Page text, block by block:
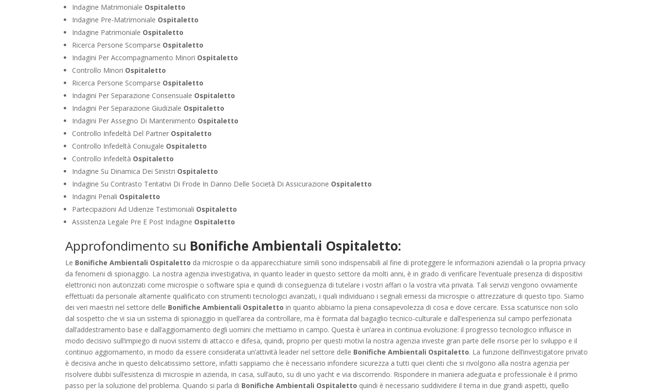
Indagine Matrimoniale Ospitaletto
Indagine Pre-Matrimoniale Ospitaletto
Indagine Patrimoniale Ospitaletto
Ricerca Persone Scomparse Ospitaletto
Indagini Per Accompagnamento Minori Ospitaletto
Controllo Minori Ospitaletto
Ricerca Persone Scomparse Ospitaletto
Indagini Per Separazione Consensuale Ospitaletto
Indagini Per Separazione Giudiziale Ospitaletto
Indagini Per Assegno Di Mantenimento Ospitaletto
Controllo Infedeltà Del Partner Ospitaletto
Controllo Infedeltà Coniugale Ospitaletto
Controllo Infedeltà Ospitaletto
Indagine Su Dinamica Dei Sinistri Ospitaletto
Indagine Su Contrasto Tentativi Di Frode In Danno Delle Società Di Assicurazione Ospitaletto
Indagini Penali Ospitaletto
Partecipazioni Ad Udienze Testimoniali Ospitaletto
Assistenza Legale Pre E Post Indagine Ospitaletto
Approfondimento su Bonifiche Ambientali Ospitaletto:
Le Bonifiche Ambientali Ospitaletto da microspie o da apparecchiature simili sono indispensabili al fine di proteggere le informazioni aziendali o la propria privacy
da fenomeni di spionaggio. La nostra agenzia investigativa, in quanto leader in questo settore da molti anni, è in grado di verificare l’eventuale presenza di dispositivi
elettronici non autorizzati come microspie o software spia e quindi di conseguenza di tutelare i vostri affari o la vostra vita privata. Tali servizi vengono ovviamente
effettuati da personale altamente qualificato con strumenti tecnologici avanzati, i quali individuano i segnali emessi da microspie o attrezzature di questo tipo. Siamo
dei veri maestri nel settore delle Bonifiche Ambientali Ospitaletto in quanto abbiamo la piena consapevolezza di cosa e dove cercare. Essa scaturisce non solo
dal sospetto che vi sia un sistema di spionaggio in quell’area da controllare, ma è formata dal bagaglio tecnico-culturale e dall’esperienza sul campo perfezionata
dall’addestramento base e dall’aggiornamento degli uomini che mettiamo in campo. Questa è un’area in continua evoluzione: il progresso tecnologico influisce in
modo decisivo sull’impiego di nuovi sistemi di attacco e difesa, quindi, proprio per questi motivi la nostra agenzia investe gran parte delle risorse per lo sviluppo e il
continuo aggiornamento, in modo da essere considerata un’attività leader nel settore delle Bonifiche Ambientali Ospitaletto. La funzione dell’investigatore privato
è decisiva anche in questo delicatissimo settore, infatti sappiamo che è necessario infondere sicurezza a tutti quei clienti che si rivolgono alla nostra agenzia per
risolvere dubbi sull’esistenza di microspie in azienda, in casa, sull’auto, su di uno yacht e via discorrendo. Rispondere in maniera adeguata e professionale è il primo
passo per la soluzione del problema. Quando si parla di Bonifiche Ambientali Ospitaletto quindi è necessario suddividere il tema in due grandi aspetti, quello